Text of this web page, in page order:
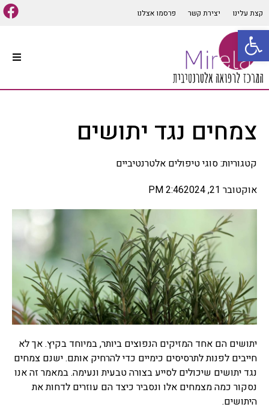
פתח סרגל נגישות
קצת עלינו יצירת קשר פרסמו אצלנו
קיים מגוון רב של סוגי טיפולים
אלטרנטיביים המתאימים למרבית
והנפשיות, שיטות הרפואה
לכל אדם על מנת להפיק את
התועלת המרבית מהטיפול,
במאמר זה נפרט מספר סוגי
רפואה אלטרנטיביים הנפוצים
ומוכרים בתחום.
רפואה סינית
תרופות סבתא
לרפואה עממית על פי מסורת
רבת שנים שעברה מאם לבת,
מרבית מתרופות הסבתא
מיוחסות למזון, חומרים
למריחה וסוגי טיפולים שונים,
צמחים נגד יתושים
קטגוריות:סוגי טיפולים אלטרנטיביים
אוקטובר 21, 2024
2:46 PM
יתושים הם אחד המזיקים הנפוצים ביותר, במיוחד בקיץ. אך לא
חייבים לפנות לתרסיסים כימיים כדי להרחיק אותם. ישנם צמחים
נגד יתושים שיכולים לסייע בצורה טבעית ונעימה. במאמר זה אנו
נסקור כמה מצמחים אלו ונסביר כיצד הם עוזרים לדחות את
היתושים.